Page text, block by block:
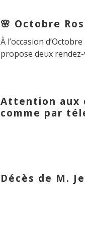
🌸 Octobre
À l’occasion
propose deux
Attention aux
comme par
Décès de M.